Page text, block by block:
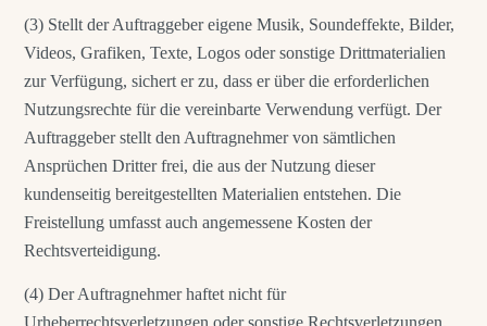
(3) Stellt der Auftraggeber eigene Musik, Soundeffekte, Bilder,
Videos, Grafiken, Texte, Logos oder sonstige Drittmaterialien
zur Verfügung, sichert er zu, dass er über die erforderlichen
Nutzungsrechte für die vereinbarte Verwendung verfügt. Der
Auftraggeber stellt den Auftragnehmer von sämtlichen
Ansprüchen Dritter frei, die aus der Nutzung dieser
kundenseitig bereitgestellten Materialien entstehen. Die
Freistellung umfasst auch angemessene Kosten der
Rechtsverteidigung.
(4) Der Auftragnehmer haftet nicht für
Urheberrechtsverletzungen oder sonstige Rechtsverletzungen,